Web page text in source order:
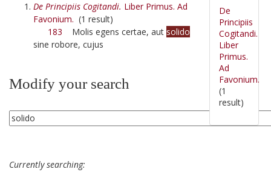
De Principiis Cogitandi. Liber Primus. Ad
Favonium. (1 result)
183 Molis egens certae, aut solido
sine robore, cujus
Modify your search
Currently searching:
De
Principiis
Cogitandi.
Liber
Primus.
Ad
Favonium.
(1
result)